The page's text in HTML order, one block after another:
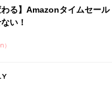
わる】Amazonタイムセール
い！